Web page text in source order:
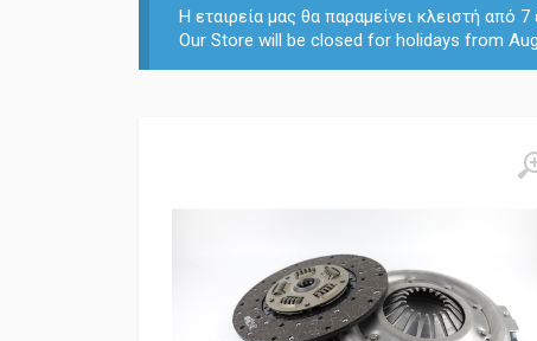
Η εταιρεία μας θα παραμείνει κλειστή
Our Store will be closed for holidays from